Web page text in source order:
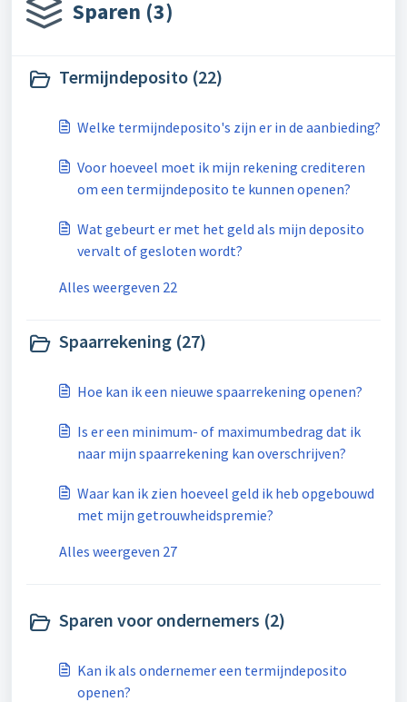
Sparen (3)
Termijndeposito (22)
Welke termijndeposito's zijn er in de aanbieding?
Voor hoeveel moet ik mijn rekening crediteren
om een termijndeposito te kunnen openen?
Wat gebeurt er met het geld als mijn deposito
vervalt of gesloten wordt?
Alles weergeven 22
Spaarrekening (27)
Hoe kan ik een nieuwe spaarrekening openen?
Is er een minimum- of maximumbedrag dat ik
naar mijn spaarrekening kan overschrijven?
Waar kan ik zien hoeveel geld ik heb opgebouwd
met mijn getrouwheidspremie?
Alles weergeven 27
Sparen voor ondernemers (2)
Kan ik als ondernemer een termijndeposito
openen?